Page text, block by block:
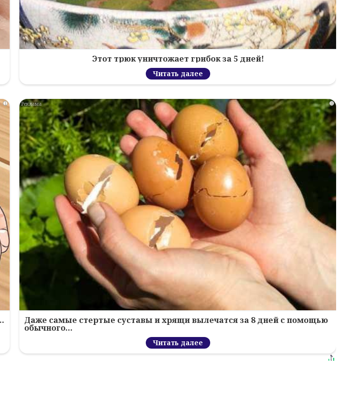
Этот трюк уничтожает грибок за 5 дней!
Читать далее
i i
Даже самые стертые суставы и хрящи вылечатся за 8 дней с помощью
обычного…
Читать далее